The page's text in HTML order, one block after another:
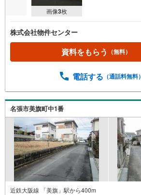
画像3枚
株式会社物件センター
資料をもらう （無料）
電話する （通話料無料）
名張市美旗町中1番
近鉄大阪線 「美旗」駅から400m